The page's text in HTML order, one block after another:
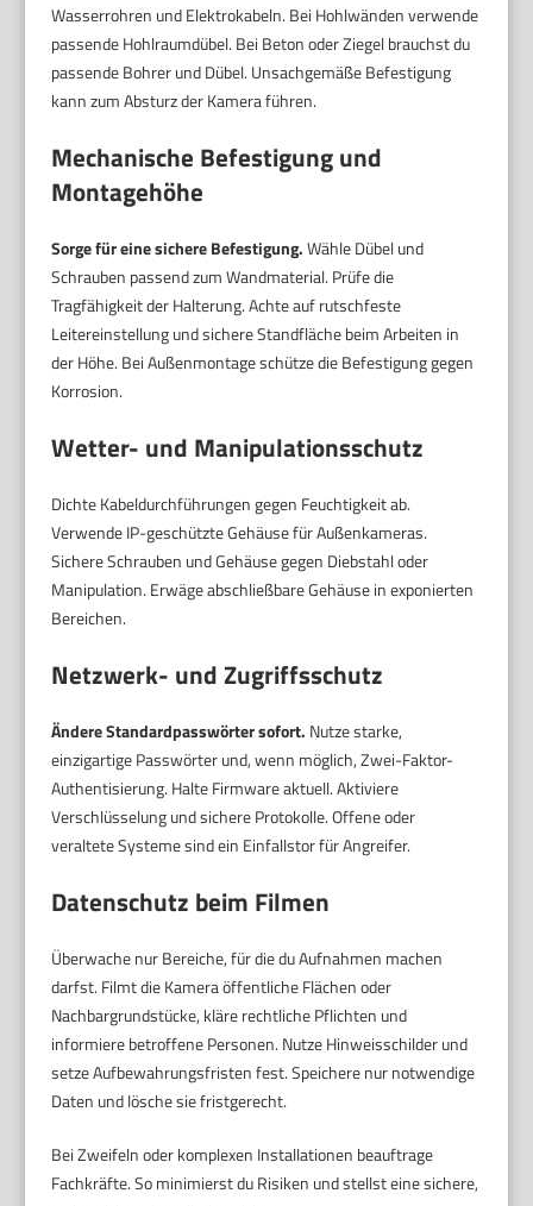
Wasserrohren und Elektrokabeln. Bei Hohlwänden verwende
passende Hohlraumdübel. Bei Beton oder Ziegel brauchst du
passende Bohrer und Dübel. Unsachgemäße Befestigung
kann zum Absturz der Kamera führen.
Mechanische Befestigung und
Montagehöhe
Sorge für eine sichere Befestigung.Wähle Dübel und
Schrauben passend zum Wandmaterial. Prüfe die
Tragfähigkeit der Halterung. Achte auf rutschfeste
Leitereinstellung und sichere Standfläche beim Arbeiten in
der Höhe. Bei Außenmontage schütze die Befestigung gegen
Korrosion.
Wetter- und Manipulationsschutz
Dichte Kabeldurchführungen gegen Feuchtigkeit ab.
Verwende IP-geschützte Gehäuse für Außenkameras.
Sichere Schrauben und Gehäuse gegen Diebstahl oder
Manipulation. Erwäge abschließbare Gehäuse in exponierten
Bereichen.
Netzwerk- und Zugriffsschutz
Ändere Standardpasswörter sofort. Nutze starke,
einzigartige Passwörter und, wenn möglich, Zwei-Faktor-
Authentisierung. Halte Firmware aktuell. Aktiviere
Verschlüsselung und sichere Protokolle. Offene oder
veraltete Systeme sind ein Einfallstor für Angreifer.
Datenschutz beim Filmen
Überwache nur Bereiche, für die du Aufnahmen machen
darfst. Filmt die Kamera öffentliche Flächen oder
Nachbargrundstücke, kläre rechtliche Pflichten und
informiere betroffene Personen. Nutze Hinweisschilder und
setze Aufbewahrungsfristen fest. Speichere nur notwendige
Daten und lösche sie fristgerecht.
Bei Zweifeln oder komplexen Installationen beauftrage
Fachkräfte. So minimierst du Risiken und stellst eine sichere,